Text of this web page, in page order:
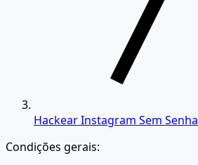
Hackear Instagram Sem Senha
Condições gerais: